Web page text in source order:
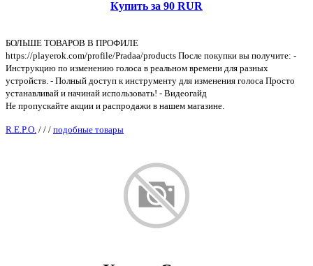
Купить за 90 RUR
БОЛЬШЕ ТОВАРОВ В ПРОФИЛЕ
https://playerok.com/profile/Pradaa/products После покупки вы получите: -
Инструкцию по изменению голоса в реальном времени для разных
устройств. - Полный доступ к инструменту для изменения голоса Просто
устанавливай и начинай использовать! - Видеогайд
Не пропускайте акции и распродажи в нашем магазине.
R.E.P.O. / / / подобные товары